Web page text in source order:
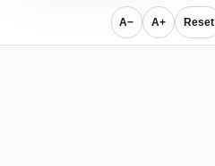
A− A+ Reset